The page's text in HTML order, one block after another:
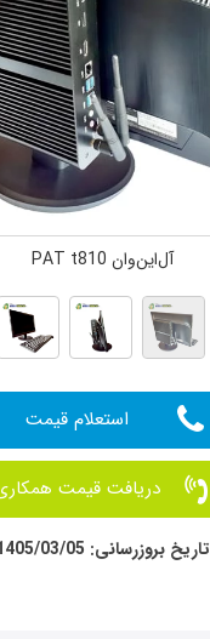
آل‌این‌وان PAT t810
تاریخ بروزرسانی: 1405/03/05
دریافت قیمت